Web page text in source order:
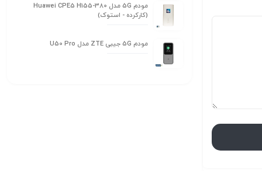
مودم 5G مدل Huawei CPE5 H155-380
(کارکرده - استوک)
مودم 5G جیبی ZTE مدل U50 Pro